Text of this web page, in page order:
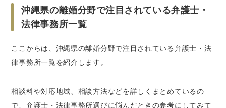
【ケース2】夫との離婚で財産を開示して慰
謝料150万円を獲得
【ケース3】モラハラが理由で調停離婚。養
育費として月16万円を獲得
【ケース4】DV夫との離婚を成立させ、親権
いくらもらえる？離婚費用の相場・計算ツール
沖縄県の離婚分野で注目されている弁護士・
法律事務所一覧
ここからは、沖縄県の離婚分野で注目されている弁護士・法
律事務所一覧を紹介します。
相談料や対応地域、相談方法などを詳しくまとめているの
で、弁護士・法律事務所選びに悩んだときの参考にしてみて